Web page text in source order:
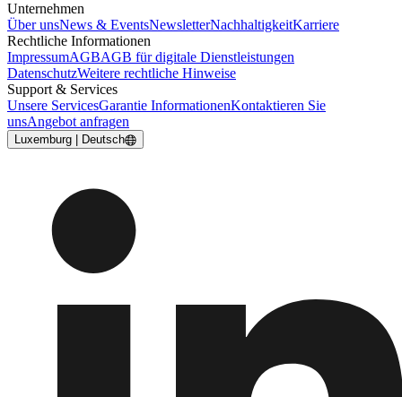
Unternehmen
Über unsNews & EventsNewsletterNachhaltigkeitKarriere
Rechtliche Informationen
ImpressumAGBAGB für digitale Dienstleistungen
DatenschutzWeitere rechtliche Hinweise
Support & Services
Unsere ServicesGarantie InformationenKontaktieren Sie
unsAngebot anfragen
Luxemburg | Deutsch